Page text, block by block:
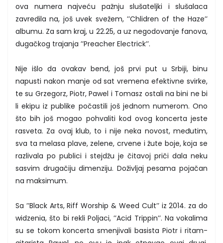
ova numera najveću pažnju slušateljki i slušalaca
zavredila na, još uvek svežem, ’’Chlidren of the Haze’’
albumu. Za sam kraj, u 22.25, a uz negodovanje fanova,
dugačkog trajanja ’’Preacher Electrick’’.
Nije išlo da ovakav bend, još prvi put u Srbiji, binu
napusti nakon manje od sat vremena efektivne svirke,
te su Grzegorz, Piotr, Pawel i Tomasz ostali na bini ne bi
li ekipu iz publike počastili još jednom numerom. Ono
što bih još mogao pohvaliti kod ovog koncerta jeste
rasveta. Za ovaj klub, to i nije neka novost, međutim,
sva ta melasa plave, zelene, crvene i žute boje, koja se
razlivala po publici i stejdžu je čitavoj priči dala neku
sasvim drugačiju dimenziju. Doživljaj pesama pojačan
na maksimum.
Sa ’’Black Arts, Riff Worship & Weed Cult’’ iz 2014. za do
widzenia, što bi rekli Poljaci, ’’Acid Trippin’’. Na vokalima
su se tokom koncerta smenjivali basista Piotr i ritam-